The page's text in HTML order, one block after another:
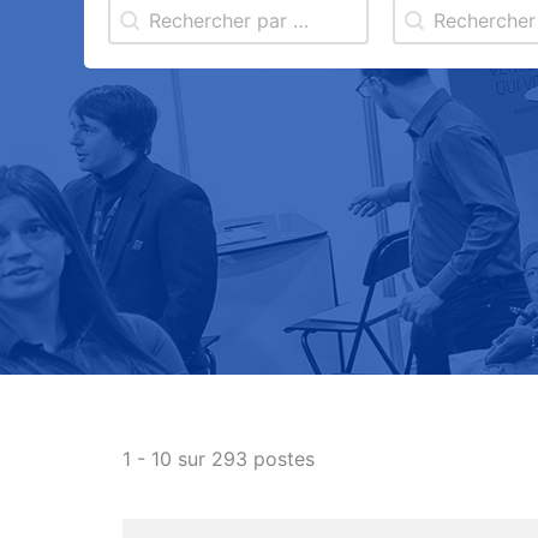
Rechercher par mots clés
Search content Entreprise
Search content
1 - 10 sur 293 postes